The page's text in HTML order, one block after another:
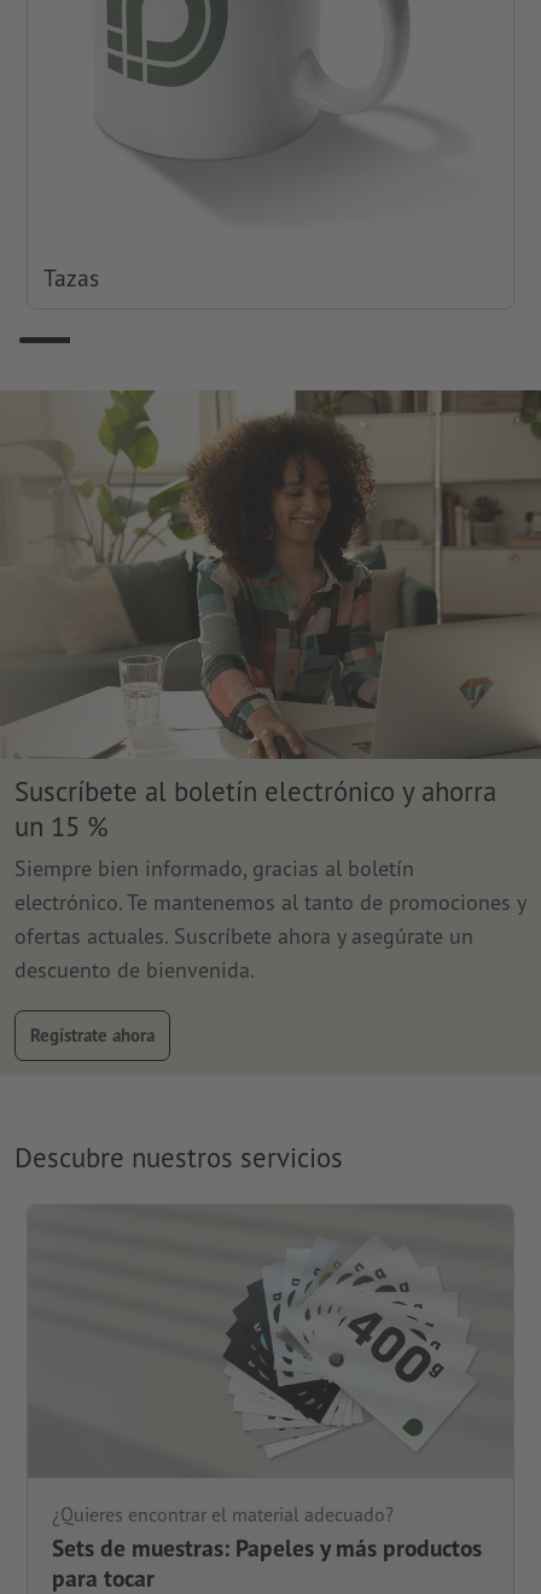
Tazas
Suscríbete al boletín electrónico y ahorra
un 15 %
Siempre bien informado, gracias al boletín
electrónico. Te mantenemos al tanto de promociones y
ofertas actuales. Suscríbete ahora y asegúrate un
descuento de bienvenida.
Regístrate ahora
Descubre nuestros servicios
¿Quieres encontrar el material adecuado?
Sets de muestras: Papeles y más productos
para tocar